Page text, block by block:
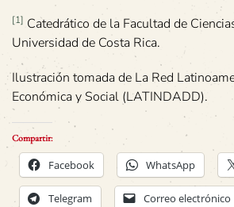
[1] Catedrático de la Facultad de
Universidad de Costa Rica.
Ilustración tomada de La Red
Económica y Social (LATINDADD).
Compartir:
Facebook WhatsApp
Telegram Correo electrónico